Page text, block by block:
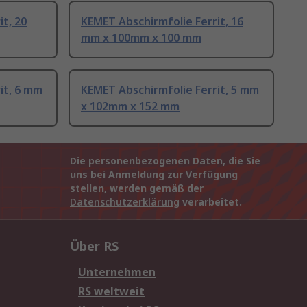
20
KEMET Abschirmfolie Ferrit, 16
mm x 100mm x 100 mm
6 mm
KEMET Abschirmfolie Ferrit, 5 mm
x 102mm x 152 mm
Die personenbezogenen Daten, die Sie
uns bei Anmeldung zur Verfügung
stellen, werden gemäß der
Datenschutzerklärung verarbeitet.
Über RS
Unternehmen
RS weltweit